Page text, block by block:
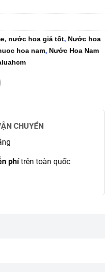
, nước hoa giá tốt, Nước hoa
hoa nam, Nước Hoa Nam
CHUYỂN
phítrên toàn quốc